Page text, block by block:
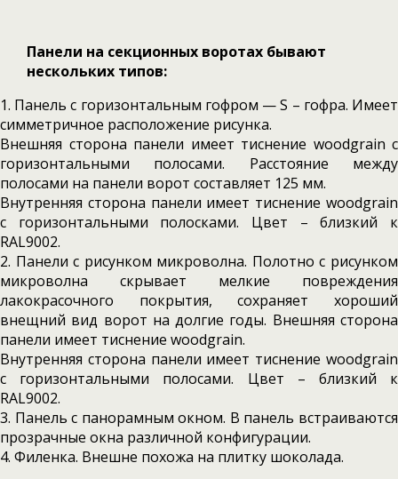
Панели на секционных воротах бывают
нескольких типов:
1. Панель с горизонтальным гофром — S – гофра. Имеет
симметричное расположение рисунка.
Внешняя сторона панели имеет тиснение woodgrain с
горизонтальными полосами. Расстояние между
полосами на панели ворот составляет 125 мм.
Внутренняя сторона панели имеет тиснение woodgrain
с горизонтальными полосками. Цвет – близкий к
RAL9002.
2. Панели с рисунком микроволна. Полотно с рисунком
микроволна скрывает мелкие повреждения
лакокрасочного покрытия, сохраняет хороший
внещний вид ворот на долгие годы. Внешняя сторона
панели имеет тиснение woodgrain.
Внутренняя сторона панели имеет тиснение woodgrain
с горизонтальными полосами. Цвет – близкий к
RAL9002.
3. Панель с панорамным окном. В панель встраиваются
прозрачные окна различной конфигурации.
4. Филенка. Внешне похожа на плитку шоколада.